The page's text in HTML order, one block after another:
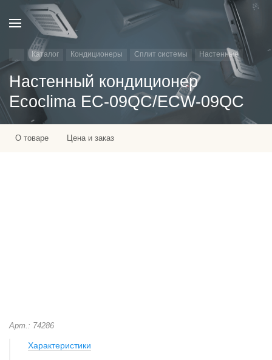
Каталог Кондиционеры Сплит системы Настенные
Настенный кондиционер
Ecoclima EC-09QC/ECW-09QC
О товаре Цена и заказ
Арт.: 74286
Характеристики